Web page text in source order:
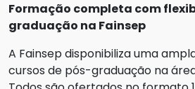
Formação completa com
graduação na Fainsep
A Fainsep disponibiliza uma
cursos de pós-graduação na